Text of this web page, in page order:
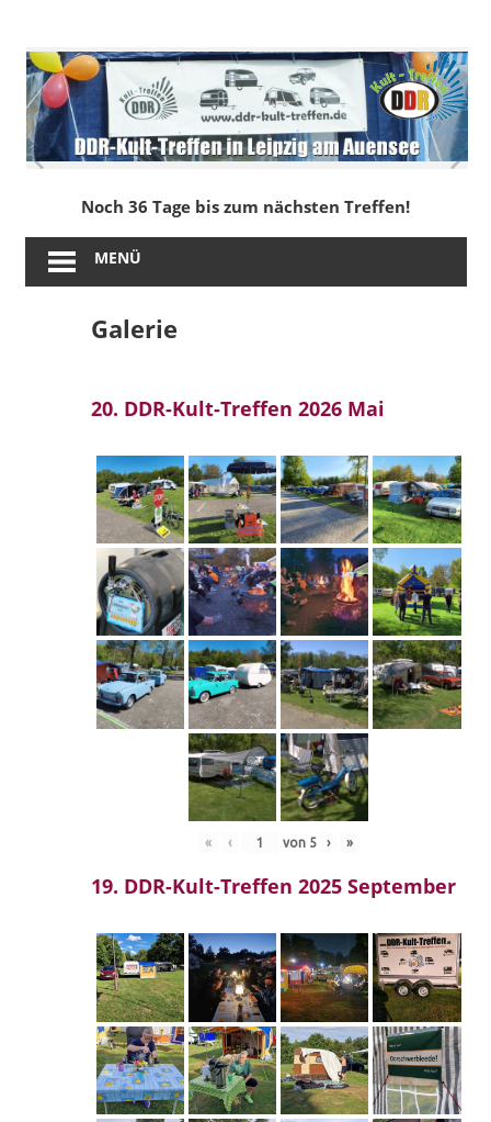
springen
DDR-
Kult-
Treffen
in
Leipzig
am
Noch 36 Tage bis zum nächsten Treffen!
MENÜ
Galerie
20. DDR-Kult-Treffen 2026 Mai
« ‹ von 5 › »
19. DDR-Kult-Treffen 2025 September